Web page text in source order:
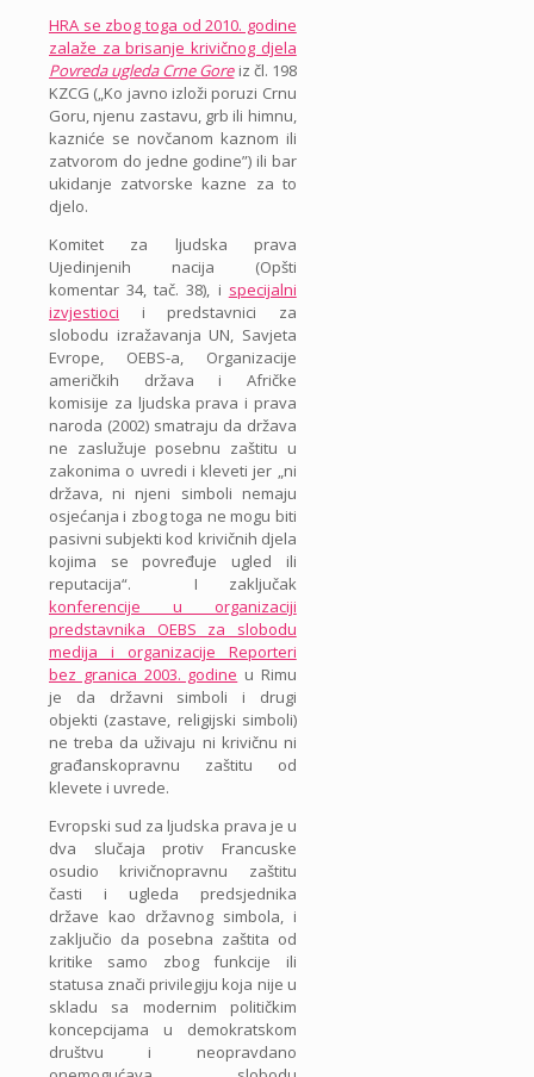
HRA se zbog toga od 2010. godine
zalaže za brisanje krivičnog djela
Povreda ugleda Crne Goreiz čl. 198
KZCG („Ko javno izloži poruzi Crnu
Goru, njenu zastavu, grb ili himnu,
kazniće se novčanom kaznom ili
zatvorom do jedne godine”) ili bar
ukidanje zatvorske kazne za to
djelo.
Komitet za ljudska prava
Ujedinjenih nacija (Opšti
komentar 34, tač. 38), i specijalni
izvjestioci i predstavnici za
slobodu izražavanja UN, Savjeta
Evrope, OEBS-a, Organizacije
američkih država i Afričke
komisije za ljudska prava i prava
naroda (2002) smatraju da država
ne zaslužuje posebnu zaštitu u
zakonima o uvredi i kleveti jer „ni
država, ni njeni simboli nemaju
osjećanja i zbog toga ne mogu biti
pasivni subjekti kod krivičnih djela
kojima se povređuje ugled ili
reputacija“. I zaključak
konferencije u organizaciji
predstavnika OEBS za slobodu
medija i organizacije Reporteri
bez granica 2003. godine u Rimu
je da državni simboli i drugi
objekti (zastave, religijski simboli)
ne treba da uživaju ni krivičnu ni
građanskopravnu zaštitu od
klevete i uvrede.
Evropski sud za ljudska prava je u
dva slučaja protiv Francuske
osudio krivičnopravnu zaštitu
časti i ugleda predsjednika
države kao državnog simbola, i
zaključio da posebna zaštita od
kritike samo zbog funkcije ili
statusa znači privilegiju koja nije u
skladu sa modernim političkim
koncepcijama u demokratskom
društvu i neopravdano